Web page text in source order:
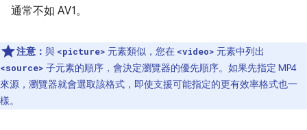
通常不如 AV1。
注意： 與 <picture> 元素類似，您在 <video> 元素中列出
<source> 子元素的順序，會決定瀏覽器的優先順序。如果先指定 MP4
來源，瀏覽器就會選取該格式，即使支援可能指定的更有效率格式也一
樣。